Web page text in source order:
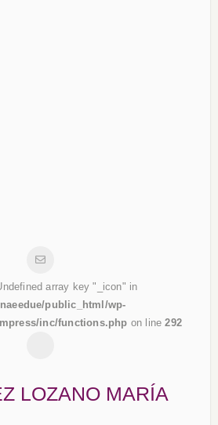
array key "_icon" in
public_html/wp-
inc/functions.php on line292
LOZANO MARÍA